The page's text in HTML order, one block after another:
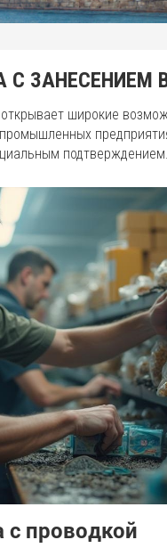
ЗАНЕСЕНИЕМ
широкие
подтверждением.
с проводкой